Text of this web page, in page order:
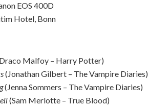
EOS 400D
Hotel, Bonn
Malfoy – Harry Potter)
(Jonathan Gilbert – The Vampire Diaries)
(Jenna Sommers – The Vampire Diaries)
(Sam Merlotte – True Blood)